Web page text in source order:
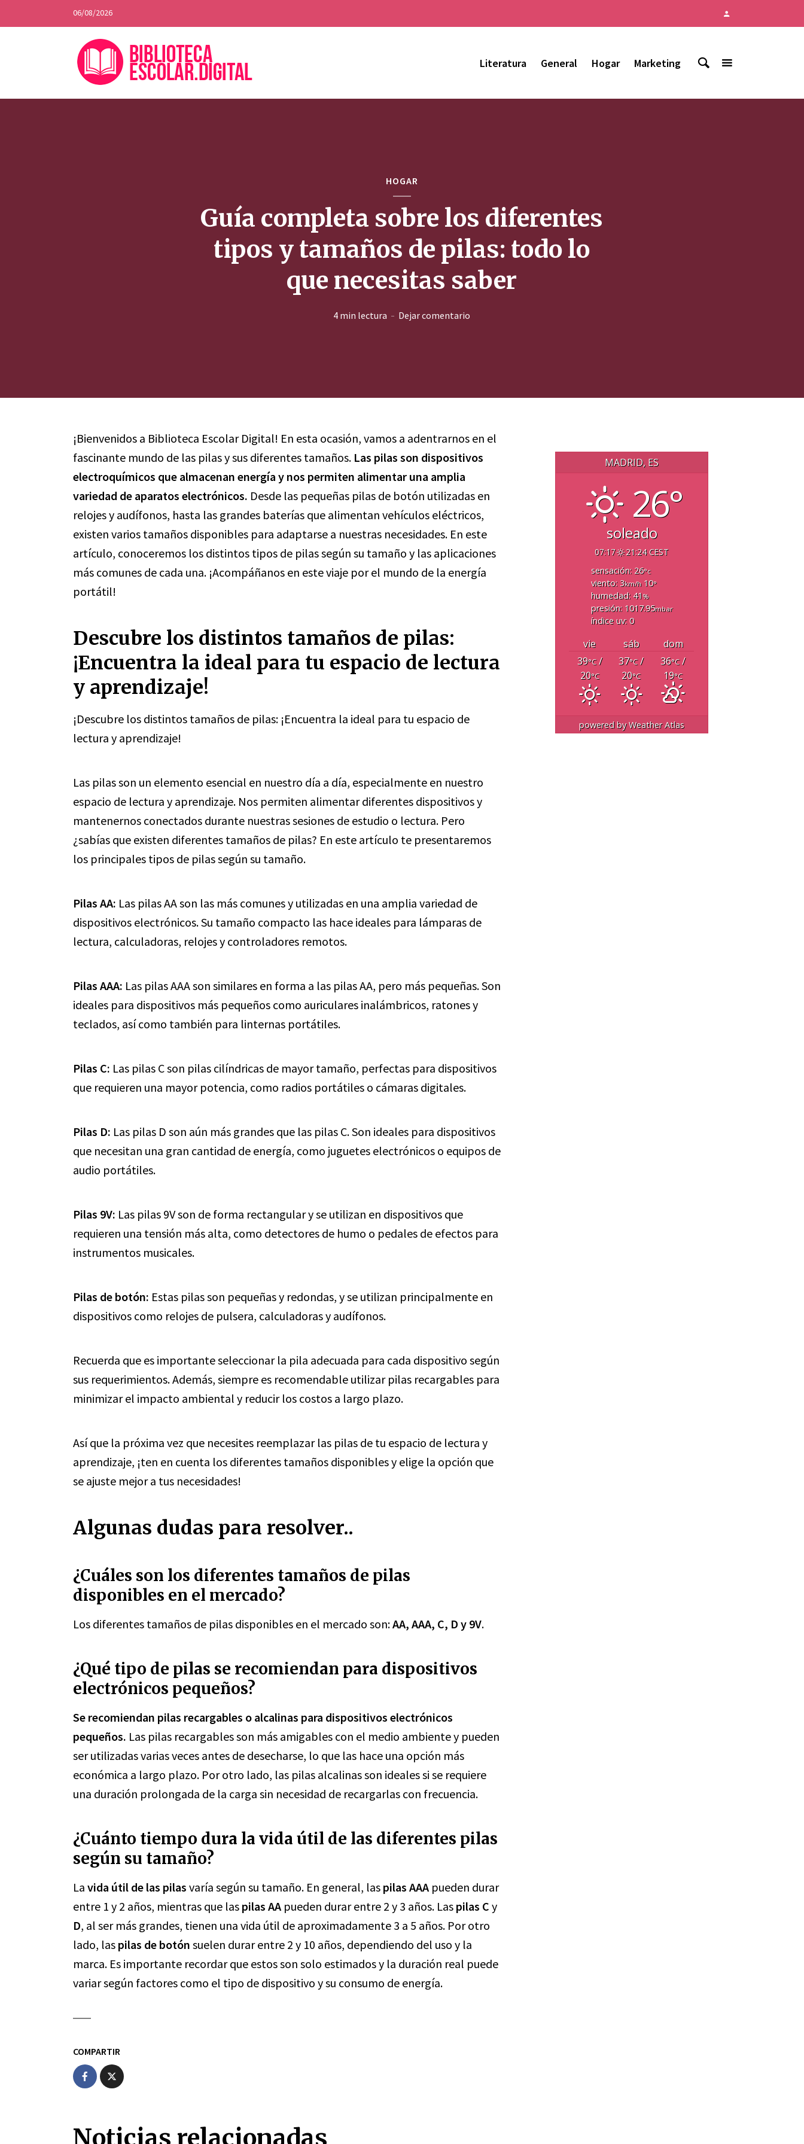
06/08/2026
Literatura General Hogar Marketing
HOGAR
Guía completa sobre los diferentes
tipos y tamaños de pilas: todo lo
que necesitas saber
4 min lectura Dejar comentario
¡Bienvenidos a Biblioteca Escolar Digital! En esta ocasión, vamos a adentrarnos en el
fascinante mundo de las pilas y sus diferentes tamaños. Las pilas son dispositivos
electroquímicos que almacenan energía y nos permiten alimentar una amplia
variedad de aparatos electrónicos. Desde las pequeñas pilas de botón utilizadas en
relojes y audífonos, hasta las grandes baterías que alimentan vehículos eléctricos,
existen varios tamaños disponibles para adaptarse a nuestras necesidades. En este
artículo, conoceremos los distintos tipos de pilas según su tamaño y las aplicaciones
más comunes de cada una. ¡Acompáñanos en este viaje por el mundo de la energía
portátil!
Descubre los distintos tamaños de pilas:
¡Encuentra la ideal para tu espacio de lectura
y aprendizaje!
¡Descubre los distintos tamaños de pilas: ¡Encuentra la ideal para tu espacio de
lectura y aprendizaje!
Las pilas son un elemento esencial en nuestro día a día, especialmente en nuestro
espacio de lectura y aprendizaje. Nos permiten alimentar diferentes dispositivos y
mantenernos conectados durante nuestras sesiones de estudio o lectura. Pero
¿sabías que existen diferentes tamaños de pilas? En este artículo te presentaremos
los principales tipos de pilas según su tamaño.
Pilas AA: Las pilas AA son las más comunes y utilizadas en una amplia variedad de
dispositivos electrónicos. Su tamaño compacto las hace ideales para lámparas de
lectura, calculadoras, relojes y controladores remotos.
Pilas AAA: Las pilas AAA son similares en forma a las pilas AA, pero más pequeñas. Son
ideales para dispositivos más pequeños como auriculares inalámbricos, ratones y
teclados, así como también para linternas portátiles.
Pilas C: Las pilas C son pilas cilíndricas de mayor tamaño, perfectas para dispositivos
que requieren una mayor potencia, como radios portátiles o cámaras digitales.
Pilas D: Las pilas D son aún más grandes que las pilas C. Son ideales para dispositivos
que necesitan una gran cantidad de energía, como juguetes electrónicos o equipos de
audio portátiles.
Pilas 9V: Las pilas 9V son de forma rectangular y se utilizan en dispositivos que
requieren una tensión más alta, como detectores de humo o pedales de efectos para
instrumentos musicales.
Pilas de botón: Estas pilas son pequeñas y redondas, y se utilizan principalmente en
dispositivos como relojes de pulsera, calculadoras y audífonos.
Recuerda que es importante seleccionar la pila adecuada para cada dispositivo según
sus requerimientos. Además, siempre es recomendable utilizar pilas recargables para
minimizar el impacto ambiental y reducir los costos a largo plazo.
Así que la próxima vez que necesites reemplazar las pilas de tu espacio de lectura y
aprendizaje, ¡ten en cuenta los diferentes tamaños disponibles y elige la opción que
se ajuste mejor a tus necesidades!
Algunas dudas para resolver..
¿Cuáles son los diferentes tamaños de pilas
disponibles en el mercado?
Los diferentes tamaños de pilas disponibles en el mercado son:AA, AAA, C, D y 9V.
¿Qué tipo de pilas se recomiendan para dispositivos
electrónicos pequeños?
Se recomiendan pilas recargables o alcalinas para dispositivos electrónicos
pequeños. Las pilas recargables son más amigables con el medio ambiente y pueden
ser utilizadas varias veces antes de desecharse, lo que las hace una opción más
económica a largo plazo. Por otro lado, las pilas alcalinas son ideales si se requiere
una duración prolongada de la carga sin necesidad de recargarlas con frecuencia.
¿Cuánto tiempo dura la vida útil de las diferentes pilas
según su tamaño?
La vida útil de las pilas varía según su tamaño. En general, las pilas AAA pueden durar
entre 1 y 2 años, mientras que las pilas AA pueden durar entre 2 y 3 años. Las pilas C y
D, al ser más grandes, tienen una vida útil de aproximadamente 3 a 5 años. Por otro
lado, las pilas de botón suelen durar entre 2 y 10 años, dependiendo del uso y la
marca. Es importante recordar que estos son solo estimados y la duración real puede
variar según factores como el tipo de dispositivo y su consumo de energía.
COMPARTIR
Noticias relacionadas
MADRID, ES
26°
soleado
07:17
21:24 CEST
sensación: 26°c
viento: 3km/h10°
humedad: 41 %
presión: 1017.95mbar
índice uv: 0
vie sáb
dom
39°C/
20°C
37°C/
20°C
36°C/
19°C
powered byWeather Atlas